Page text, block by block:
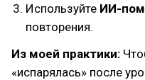
Используйте ИИ-
повторения.
Из моей практики:
«испарялась» после